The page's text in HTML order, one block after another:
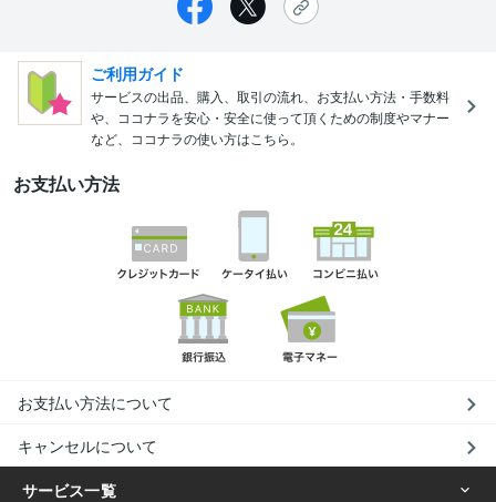
ご利用ガイド
サービスの出品、購入、取引の流れ、お支払い方法・手数料
や、ココナラを安心・安全に使って頂くための制度やマナー
など、ココナラの使い方はこちら。
お支払い方法
お支払い方法について
キャンセルについて